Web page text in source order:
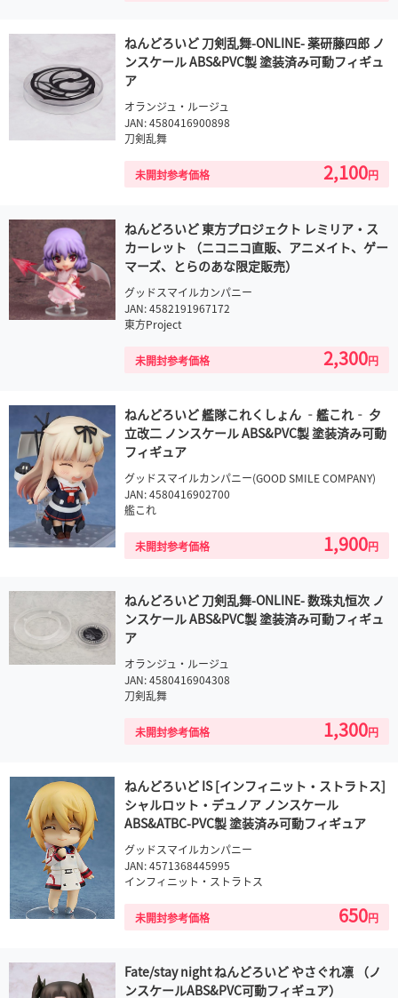
ねんどろいど 刀剣乱舞-ONLINE- 薬研藤四郎 ノ
ンスケール ABS&PVC製 塗装済み可動フィギュ
ア
オランジュ・ルージュ
JAN: 4580416900898
刀剣乱舞
未開封参考価格 2,100円
ねんどろいど 東方プロジェクト レミリア・ス
カーレット （ニコニコ直販、アニメイト、ゲー
マーズ、とらのあな限定販売）
グッドスマイルカンパニー
JAN: 4582191967172
東方Project
未開封参考価格 2,300円
ねんどろいど 艦隊これくしょん ‐艦これ‐ 夕
立改二 ノンスケール ABS&PVC製 塗装済み可動
フィギュア
グッドスマイルカンパニー(GOOD SMILE COMPANY)
JAN: 4580416902700
艦これ
未開封参考価格 1,900円
ねんどろいど 刀剣乱舞-ONLINE- 数珠丸恒次 ノ
ンスケール ABS&PVC製 塗装済み可動フィギュ
ア
オランジュ・ルージュ
JAN: 4580416904308
刀剣乱舞
未開封参考価格 1,300円
ねんどろいど IS [インフィニット・ストラトス]
シャルロット・デュノア ノンスケール
ABS&ATBC-PVC製 塗装済み可動フィギュア
グッドスマイルカンパニー
JAN: 4571368445995
インフィニット・ストラトス
未開封参考価格 650円
Fate/stay night ねんどろいど やさぐれ凛 （ノ
ンスケールABS&PVC可動フィギュア）